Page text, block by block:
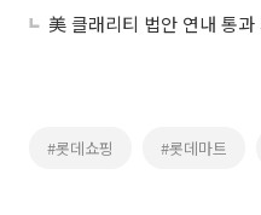
#롯데쇼핑 #롯데마트